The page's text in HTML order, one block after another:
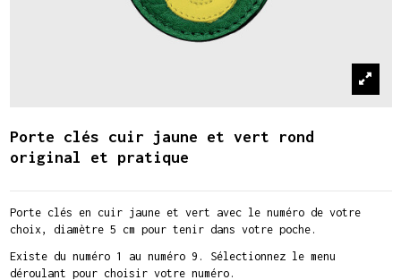
Porte clés cuir jaune et vert rond
original et pratique
Porte clés en cuir jaune et vert avec le numéro de votre
choix, diamètre 5 cm pour tenir dans votre poche.
Existe du numéro 1 au numéro 9. Sélectionnez le menu
déroulant pour choisir votre numéro.